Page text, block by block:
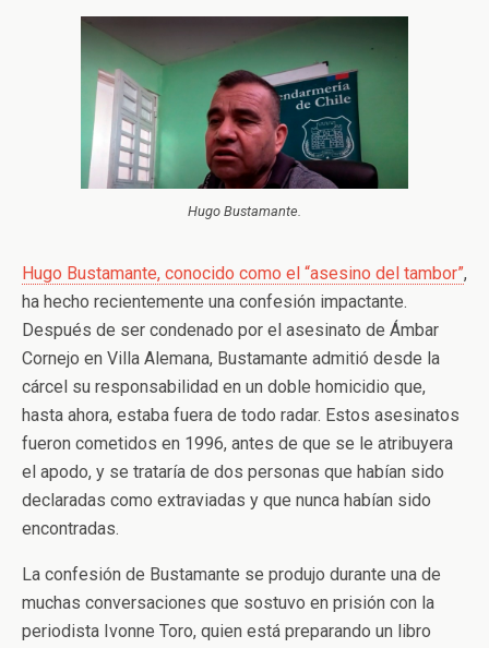
Hugo Bustamante.
Hugo Bustamante, conocido como el “asesino del tambor”,
ha hecho recientemente una confesión impactante.
Después de ser condenado por el asesinato de Ámbar
Cornejo en Villa Alemana, Bustamante admitió desde la
cárcel su responsabilidad en un doble homicidio que,
hasta ahora, estaba fuera de todo radar. Estos asesinatos
fueron cometidos en 1996, antes de que se le atribuyera
el apodo, y se trataría de dos personas que habían sido
declaradas como extraviadas y que nunca habían sido
encontradas.
La confesión de Bustamante se produjo durante una de
muchas conversaciones que sostuvo en prisión con la
periodista Ivonne Toro, quien está preparando un libro